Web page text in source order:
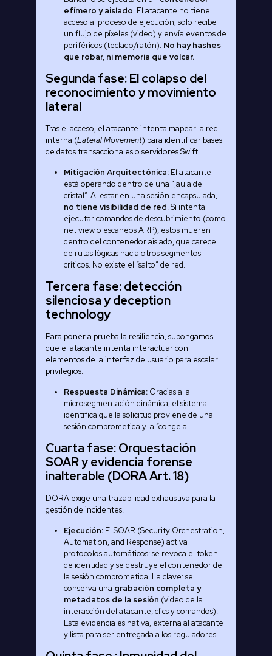
efímero y aislado. El atacante no tiene
acceso al proceso de ejecución; solo recibe
un flujo de píxeles (video) y envía eventos de
periféricos (teclado/ratón). No hay hashes
que robar, ni memoria que volcar.
Segunda fase: El colapso del
reconocimiento y movimiento
lateral
Tras el acceso, el atacante intenta mapear la red
interna (Lateral Movement) para identificar bases
de datos transaccionales o servidores Swift.
Mitigación Arquitectónica: El atacante
está operando dentro de una “jaula de
cristal”. Al estar en una sesión encapsulada,
no tiene visibilidad de red. Si intenta
ejecutar comandos de descubrimiento (como
net view o escaneos ARP), estos mueren
dentro del contenedor aislado, que carece
de rutas lógicas hacia otros segmentos
críticos. No existe el “salto” de red.
Tercera fase: detección
silenciosa y deception
technology
Para poner a prueba la resiliencia, supongamos
que el atacante intenta interactuar con
elementos de la interfaz de usuario para escalar
privilegios.
Respuesta Dinámica: Gracias a la
microsegmentación dinámica, el sistema
identifica que la solicitud proviene de una
sesión comprometida y la “congela.
Cuarta fase: Orquestación
SOAR y evidencia forense
inalterable (DORA Art. 18)
DORA exige una trazabilidad exhaustiva para la
gestión de incidentes.
Ejecución: El SOAR (Security Orchestration,
Automation, and Response) activa
protocolos automáticos: se revoca el token
de identidad y se destruye el contenedor de
la sesión comprometida. La clave: se
conserva una grabación completa y
metadatos de la sesión (video de la
interacción del atacante, clics y comandos).
Esta evidencia es nativa, externa al atacante
y lista para ser entregada a los reguladores.